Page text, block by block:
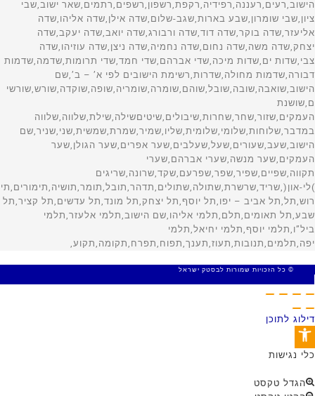
© כל הזכויות שמורות לבסטק ישראל
דילוג לתוכן
פתח סרגל נגישות
כלי נגישות
הגדל טקסט